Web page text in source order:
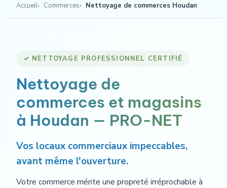
Accueil Commerces Nettoyage de commerces Houdan
✓ NETTOYAGE PROFESSIONNEL CERTIFIÉ
Nettoyage de
commerces et magasins
à Houdan — PRO-NET
Vos locaux commerciaux impeccables,
avant même l'ouverture.
Votre commerce mérite une propreté irréprochable à